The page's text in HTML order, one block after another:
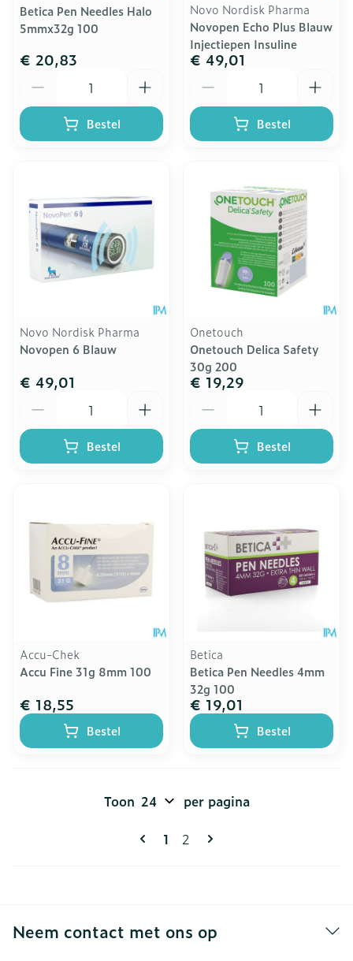
Betica Pen Needles Halo
5mmx32g 100
€ 20,83
Bestel
Novo Nordisk Pharma
Novopen Echo Plus Blauw
Injectiepen Insuline
€ 49,01
Bestel
Novo Nordisk Pharma
Novopen 6 Blauw
€ 49,01
Bestel
Onetouch
Onetouch Delica Safety
30g 200
€ 19,29
Bestel
Accu-Chek
Accu Fine 31g 8mm 100
€ 18,55
Bestel
Betica
Betica Pen Needles 4mm
32g 100
€ 19,01
Bestel
Pagina's
U lees momenteel pagina
1 Pagina
2
Toon per pagina
Neem contact met ons op